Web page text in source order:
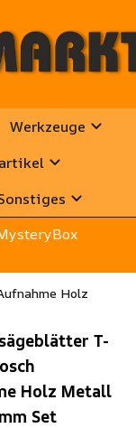
Werkzeuge
Holz
T-
Holz Metall
Set